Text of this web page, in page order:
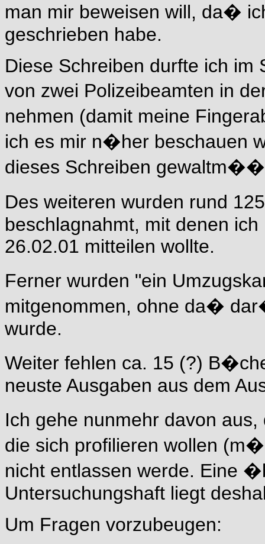
man mir beweisen will, da�
geschrieben habe.
Diese Schreiben durfte ich im
von zwei Polizeibeamten in
nehmen (damit meine
ich es mir n�her beschauen
dieses Schreiben
Des weiteren wurden rund
beschlagnahmt, mit denen
26.02.01 mitteilen wollte.
Ferner wurden "ein
mitgenommen, ohne da�
wurde.
Weiter fehlen ca. 15 (?)
neuste Ausgaben aus dem
Ich gehe nunmehr davon
die sich profilieren wollen
nicht entlassen werde. Eine
Untersuchungshaft liegt
Um Fragen vorzubeugen: